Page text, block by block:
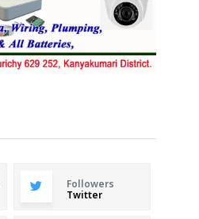
Followers
Twitter